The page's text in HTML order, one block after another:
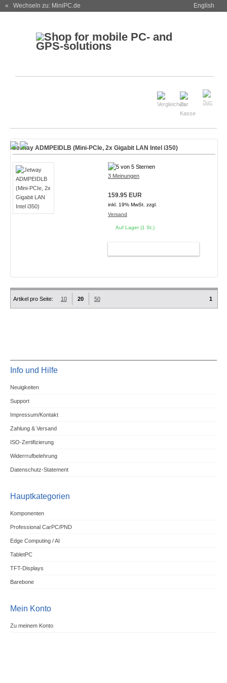
« Wechseln zu: MiniPC.de English
Jetway ADMPEIDLB (Mini-PCIe, 2x Gigabit LAN Intel i350)
3 Meinungen
159.95 EUR
inkl. 19% MwSt. zzgl.
Versand
Auf Lager (1 St.)
Artikel pro Seite: 10 20 50 1
Info und Hilfe
Neuigkeiten
Support
Impressum/Kontakt
Zahlung & Versand
ISO-Zertifizierung
Widerrrufbelehrung
Datenschutz-Statement
Hauptkategorien
Komponenten
Professional CarPC/PND
Edge Computing / AI
TabletPC
TFT-Displays
Barebone
Mein Konto
Zu meinem Konto